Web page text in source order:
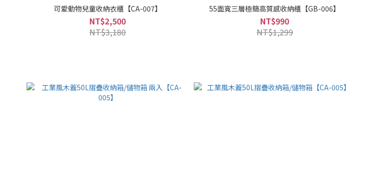
可愛動物兒童收納衣櫃【CA-007】
NT$2,500
NT$3,180
55面寬三層極簡高質感收納櫃【GB-006】
NT$990
NT$1,299